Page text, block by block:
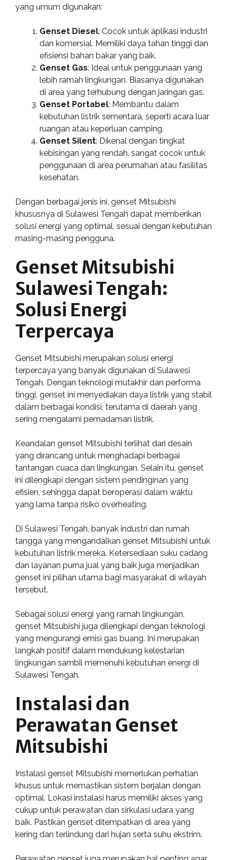
yang umum digunakan:
Genset Diesel: Cocok untuk aplikasi industri
dan komersial. Memiliki daya tahan tinggi dan
efisiensi bahan bakar yang baik.
Genset Gas: Ideal untuk penggunaan yang
lebih ramah lingkungan. Biasanya digunakan
di area yang terhubung dengan jaringan gas.
Genset Portabel: Membantu dalam
kebutuhan listrik sementara, seperti acara luar
ruangan atau keperluan camping.
Genset Silent: Dikenal dengan tingkat
kebisingan yang rendah, sangat cocok untuk
penggunaan di area perumahan atau fasilitas
kesehatan.
Dengan berbagai jenis ini, genset Mitsubishi
khususnya di Sulawesi Tengah dapat memberikan
solusi energi yang optimal, sesuai dengan kebutuhan
masing-masing pengguna.
Genset Mitsubishi
Sulawesi Tengah:
Solusi Energi
Terpercaya
Genset Mitsubishi merupakan solusi energi
terpercaya yang banyak digunakan di Sulawesi
Tengah. Dengan teknologi mutakhir dan performa
tinggi, genset ini menyediakan daya listrik yang stabil
dalam berbagai kondisi, terutama di daerah yang
sering mengalami pemadaman listrik.
Keandalan genset Mitsubishi terlihat dari desain
yang dirancang untuk menghadapi berbagai
tantangan cuaca dan lingkungan. Selain itu, genset
ini dilengkapi dengan sistem pendinginan yang
efisien, sehingga dapat beroperasi dalam waktu
yang lama tanpa risiko overheating.
Di Sulawesi Tengah, banyak industri dan rumah
tangga yang mengandalkan genset Mitsubishi untuk
kebutuhan listrik mereka. Ketersediaan suku cadang
dan layanan purna jual yang baik juga menjadikan
genset ini pilihan utama bagi masyarakat di wilayah
tersebut.
Sebagai solusi energi yang ramah lingkungan,
genset Mitsubishi juga dilengkapi dengan teknologi
yang mengurangi emisi gas buang. Ini merupakan
langkah positif dalam mendukung kelestarian
lingkungan sambil memenuhi kebutuhan energi di
Sulawesi Tengah.
Instalasi dan
Perawatan Genset
Mitsubishi
Instalasi genset Mitsubishi memerlukan perhatian
khusus untuk memastikan sistem berjalan dengan
optimal. Lokasi instalasi harus memiliki akses yang
cukup untuk perawatan dan sirkulasi udara yang
baik. Pastikan genset ditempatkan di area yang
kering dan terlindung dari hujan serta suhu ekstrim.